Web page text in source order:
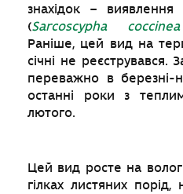
знахідок – виявлення
(Sarcoscypha coccinea
Раніше, цей вид на
січні не реєструвався.
переважно в березні-
останні роки з
лютого.
Цей вид росте на
гілках листяних порід,